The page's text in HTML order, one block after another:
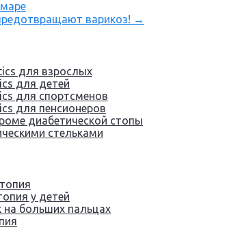
варикоз! →
для взрослых
для детей
для спортсменов
для пенсионеров
диабетической стопы
стельками
у детей
на больших пальцах